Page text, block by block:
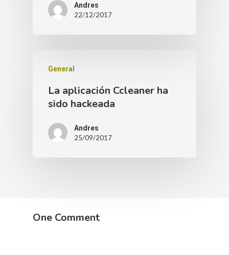
Andres
22/12/2017
General
La aplicación Ccleaner ha
sido hackeada
Andres
25/09/2017
One Comment